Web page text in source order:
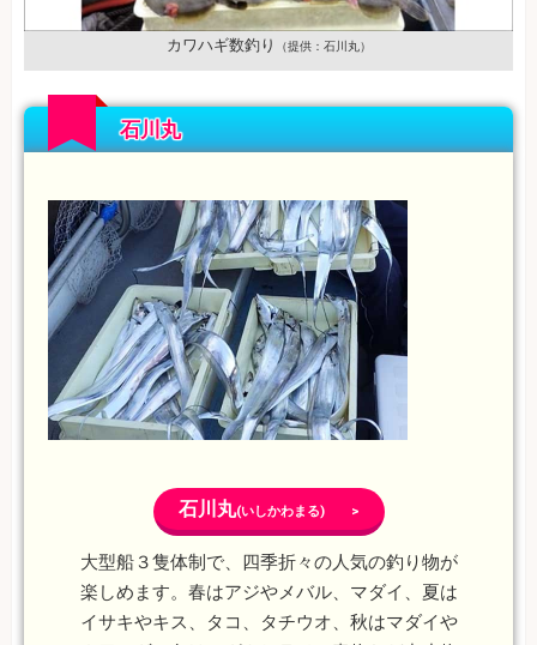
カワハギ数釣り （提供：石川丸）
石川丸
石川丸(いしかわまる) >
大型船３隻体制で、四季折々の人気の釣り物が
楽しめます。春はアジやメバル、マダイ、夏は
イサキやキス、タコ、タチウオ、秋はマダイや